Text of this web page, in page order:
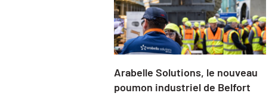
Arabelle Solutions, le nouveau
poumon industriel de Belfort